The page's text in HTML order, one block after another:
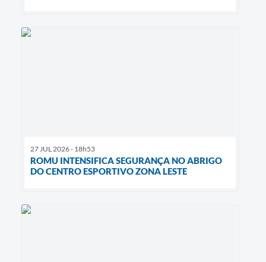
27 JUL 2026 - 18h53
ROMU INTENSIFICA SEGURANÇA NO ABRIGO
DO CENTRO ESPORTIVO ZONA LESTE